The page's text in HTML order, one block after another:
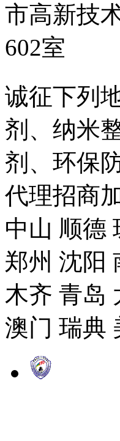
市高新技
602室
诚征下列
剂、纳米
剂、环保
代理招商
中山 顺德
郑州 沈阳
木齐 青岛
澳门 瑞典